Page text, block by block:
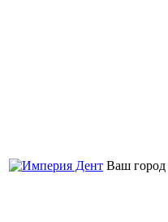
Ваш город